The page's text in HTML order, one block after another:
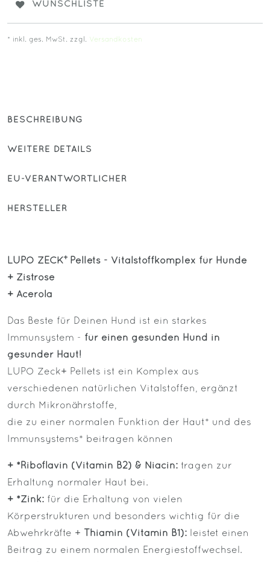
WUNSCHLISTE
* inkl. ges. MwSt. zzgl. Versandkosten
BESCHREIBUNG
WEITERE DETAILS
EU-VERANTWORTLICHER
HERSTELLER
LUPO ZECK+ Pellets - Vitalstoffkomplex für Hunde
+ Zistrose
+ Acerola
Das Beste für Deinen Hund ist ein starkes
Immunsystem - für einen gesunden Hund in
gesunder Haut!
LUPO Zeck+ Pellets ist ein Komplex aus
verschiedenen natürlichen Vitalstoffen, ergänzt
durch Mikronährstoffe,
die zu einer normalen Funktion der Haut* und des
Immunsystems* beitragen können
+ *Riboflavin (Vitamin B2) & Niacin: tragen zur
Erhaltung normaler Haut bei.
+ *Zink: für die Erhaltung von vielen
Körperstrukturen und besonders wichtig für die
Abwehrkräfte +
Thiamin (Vitamin B1):
leistet einen
Beitrag zu einem normalen Energiestoffwechsel.